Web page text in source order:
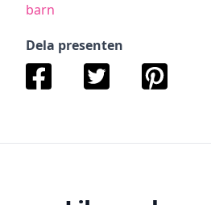
barn
Dela presenten